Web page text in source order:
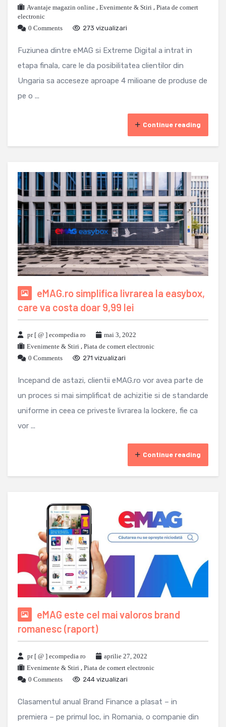
Avantaje magazin online , Evenimente & Stiri , Piata de comert
electronic
0 Comments
273 vizualizari
Fuziunea dintre eMAG si Extreme Digital a intrat in
etapa finala, care le da posibilitatea clientilor din
Ungaria sa acceseze aproape 4 milioane de produse de
pe o ...
Continue reading
eMAG.ro simplifica livrarea la easybox,
care va costa doar 9,99 lei
pr [ @ ] ecompedia ro
mai 3, 2022
Evenimente & Stiri , Piata de comert electronic
0 Comments
271 vizualizari
Incepand de astazi, clientii eMAG.ro vor avea parte de
un proces si mai simplificat de achizitie si de standarde
uniforme in ceea ce priveste livrarea la lockere, fie ca
vor ...
Continue reading
eMAG este cel mai valoros brand
romanesc (raport)
pr [ @ ] ecompedia ro
aprilie 27, 2022
Evenimente & Stiri , Piata de comert electronic
0 Comments
244 vizualizari
Clasamentul anual Brand Finance a plasat – in
premiera – pe primul loc, in Romania, o companie din